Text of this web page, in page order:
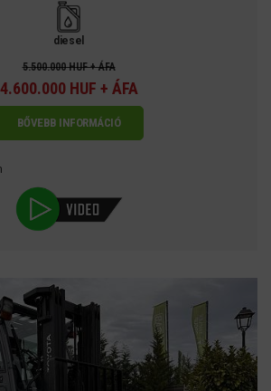
diesel
5.500.000 HUF + ÁFA
4.600.000 HUF + ÁFA
BŐVEBB INFORMÁCIÓ